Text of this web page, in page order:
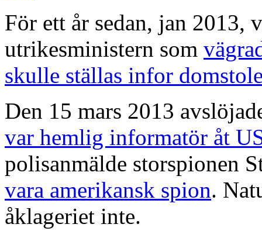
För ett år sedan, jan 2013,
utrikesministern som
skulle ställas infor
Den 15 mars 2013
var hemlig informatör åt
polisanmälde storspionen
vara amerikansk spion.
åklageriet inte.